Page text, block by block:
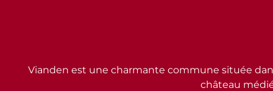
Vianden est une charmante commune située
château